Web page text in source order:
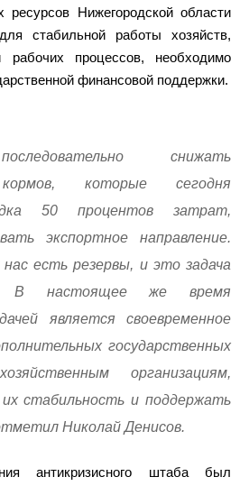
ресурсов Нижегородской области
стабильной работы хозяйств,
рабочих процессов, необходимо
финансовой поддержки.
снижать
которые сегодня
50 процентов затрат,
экспортное направление.
нас есть резервы, и это задача
В настоящее же время
является своевременное
государственных
организациям,
стабильность и поддержать
Николай Денисов.
антикризисного штаба был